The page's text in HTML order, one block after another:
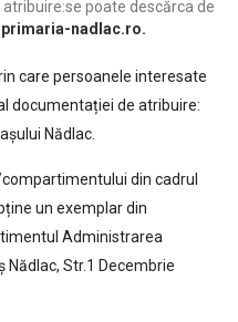
poate descărca de
nadlac.ro.
care persoanele interesate
documentației de atribuire:
Nădlac.
din cadrul
un exemplar din
Administrarea
Nădlac, Str.1 Decembrie